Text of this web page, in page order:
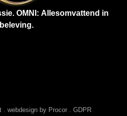
OMNI: Allesomvattend in
beleving.
. webdesign by Procor . GDPR